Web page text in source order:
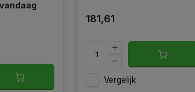
181,61
Vergelijk